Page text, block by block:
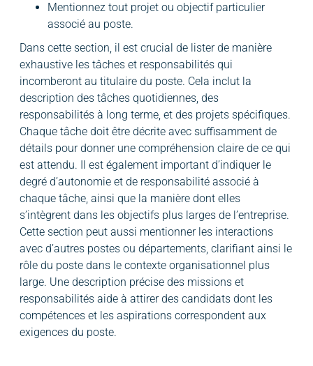
Mentionnez tout projet ou objectif particulier
associé au poste.
Dans cette section, il est crucial de lister de manière
exhaustive les tâches et responsabilités qui
incomberont au titulaire du poste. Cela inclut la
description des tâches quotidiennes, des
responsabilités à long terme, et des projets spécifiques.
Chaque tâche doit être décrite avec suffisamment de
détails pour donner une compréhension claire de ce qui
est attendu. Il est également important d’indiquer le
degré d’autonomie et de responsabilité associé à
chaque tâche, ainsi que la manière dont elles
s’intègrent dans les objectifs plus larges de l’entreprise.
Cette section peut aussi mentionner les interactions
avec d’autres postes ou départements, clarifiant ainsi le
rôle du poste dans le contexte organisationnel plus
large. Une description précise des missions et
responsabilités aide à attirer des candidats dont les
compétences et les aspirations correspondent aux
exigences du poste.